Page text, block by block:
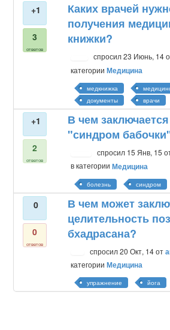
+1
3
ответов
Каких врачей
получения
книжки?
спросил 23 Июнь, 14
категорииМедицина
медкнижка
документы
врачи
+1
2
ответов
В чем
"синдром
спросил 15 Янв, 15
в категорииМедицина
болезнь синдром
0
0
ответов
В чем может
целительность
бхадрасана?
спросил 20 Окт, 14 от
категорииМедицина
упражнение йога